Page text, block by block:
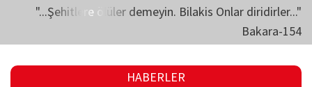
"...Şehitlere ölüler demeyin. Bilakis Onlar diridirler..."
Bakara-154
HABERLER